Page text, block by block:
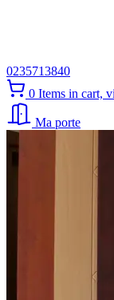
0235713840
0 Items in cart,
Ma porte